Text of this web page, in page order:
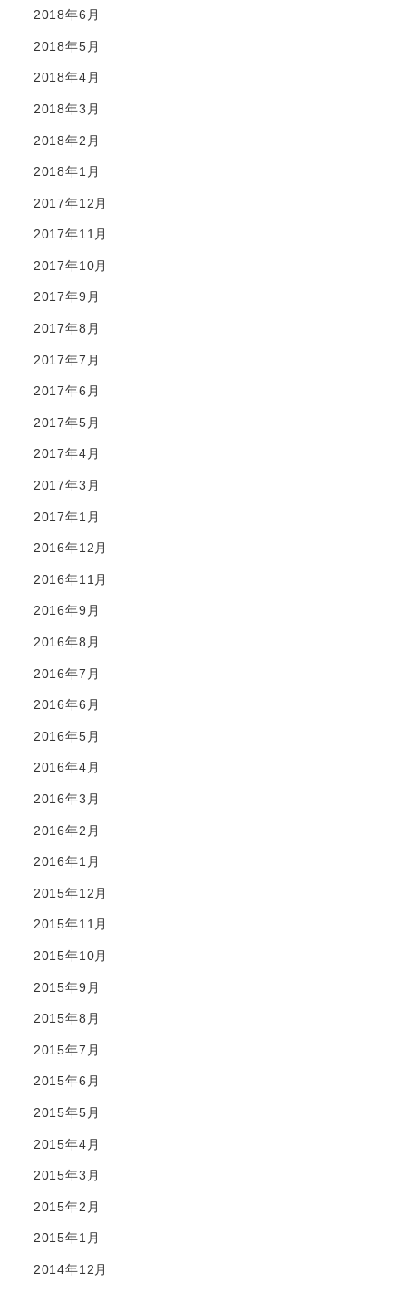
2018年6月
2018年5月
2018年4月
2018年3月
2018年2月
2018年1月
2017年12月
2017年11月
2017年10月
2017年9月
2017年8月
2017年7月
2017年6月
2017年5月
2017年4月
2017年3月
2017年1月
2016年12月
2016年11月
2016年9月
2016年8月
2016年7月
2016年6月
2016年5月
2016年4月
2016年3月
2016年2月
2016年1月
2015年12月
2015年11月
2015年10月
2015年9月
2015年8月
2015年7月
2015年6月
2015年5月
2015年4月
2015年3月
2015年2月
2015年1月
2014年12月